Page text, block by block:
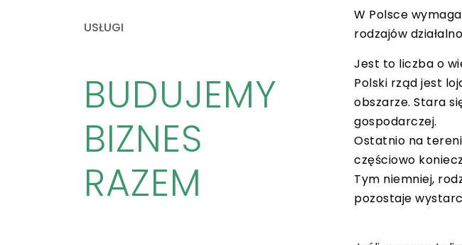
USŁUGI
BUDUJEMY
BIZNES
RAZEM
W Polsce
rodzajów
Jest to liczba o
Polski rząd jest
obszarze. Stara
gospodarczej.
Ostatnio na
częściowo
Tym niemniej,
pozostaje